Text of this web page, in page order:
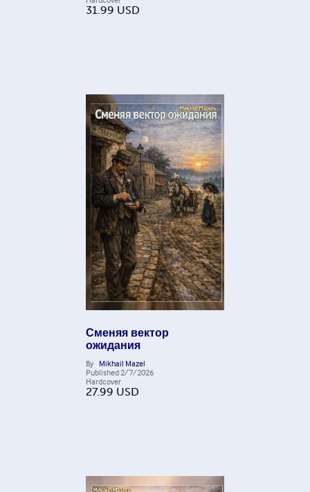
31.99 USD
Сменяя вектор
ожидания
By Mikhail Mazel
Published 2/7/2026
Hardcover
27.99 USD